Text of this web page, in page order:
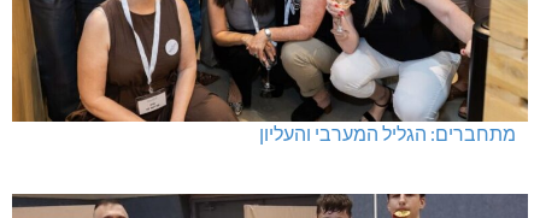
מתחברים: הגליל המערבי והעליון